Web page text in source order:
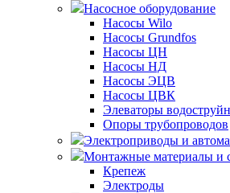
Насосное оборудование
Насосы Wilo
Насосы Grundfos
Насосы ЦН
Насосы НД
Насосы ЭЦВ
Насосы ЦВК
Элеваторы
Опоры трубопроводов
Электроприводы и
Монтажные материалы и
Крепеж
Электроды